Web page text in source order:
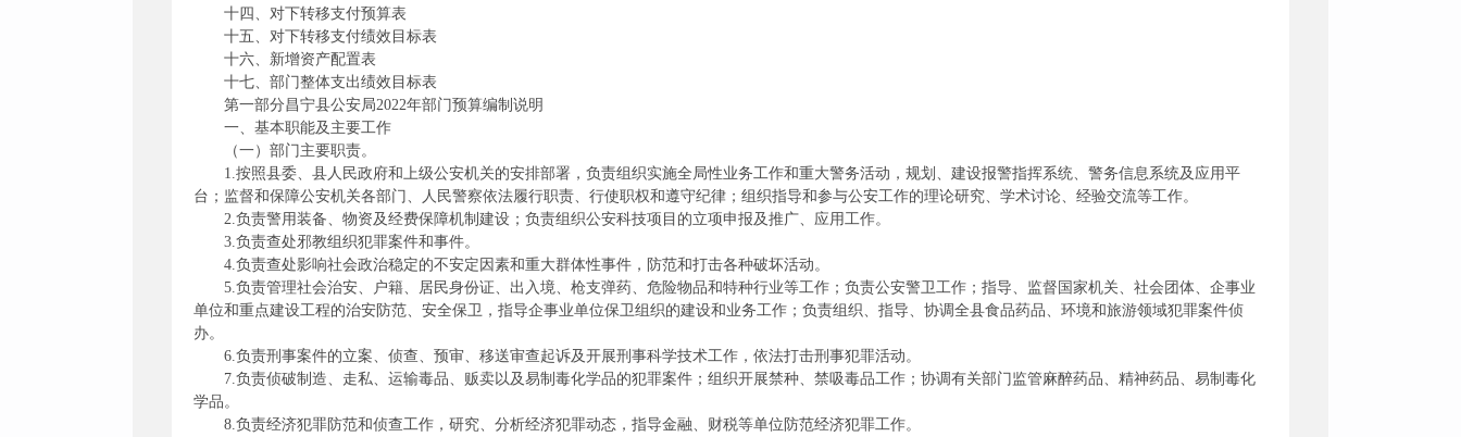
十四、对下转移支付预算表
十五、对下转移支付绩效目标表
十六、新增资产配置表
十七、部门整体支出绩效目标表
第一部分昌宁县公安局2022年部门预算编制说明
一、基本职能及主要工作
（一）部门主要职责。
1.按照县委、县人民政府和上级公安机关的安排部署，负责组织实施全局性业务工作和重大警务活动，规划、建设报警指挥系统、警务信息系统及应用平
台；监督和保障公安机关各部门、人民警察依法履行职责、行使职权和遵守纪律；组织指导和参与公安工作的理论研究、学术讨论、经验交流等工作。
2.负责警用装备、物资及经费保障机制建设；负责组织公安科技项目的立项申报及推广、应用工作。
3.负责查处邪教组织犯罪案件和事件。
4.负责查处影响社会政治稳定的不安定因素和重大群体性事件，防范和打击各种破坏活动。
5.负责管理社会治安、户籍、居民身份证、出入境、枪支弹药、危险物品和特种行业等工作；负责公安警卫工作；指导、监督国家机关、社会团体、企事业
单位和重点建设工程的治安防范、安全保卫，指导企事业单位保卫组织的建设和业务工作；负责组织、指导、协调全县食品药品、环境和旅游领域犯罪案件侦
办。
6.负责刑事案件的立案、侦查、预审、移送审查起诉及开展刑事科学技术工作，依法打击刑事犯罪活动。
7.负责侦破制造、走私、运输毒品、贩卖以及易制毒化学品的犯罪案件；组织开展禁种、禁吸毒品工作；协调有关部门监管麻醉药品、精神药品、易制毒化
学品。
8.负责经济犯罪防范和侦查工作，研究、分析经济犯罪动态，指导金融、财税等单位防范经济犯罪工作。